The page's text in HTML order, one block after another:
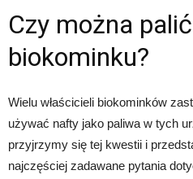
Czy można
biokominku?
Wielu właścicieli biokominków
używać nafty jako paliwa w tych
przyjrzymy się tej kwestii i
najczęściej zadawane pytania